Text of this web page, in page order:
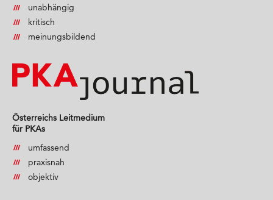
unabhängig
kritisch
meinungsbildend
Österreichs Leitmedium
für PKAs
umfassend
praxisnah
objektiv